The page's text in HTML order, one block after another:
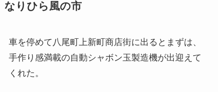
なりひら風の市
車を停めて八尾町上新町商店街に出るとまずは、
手作り感満載の自動シャボン玉製造機が出迎えて
くれた。